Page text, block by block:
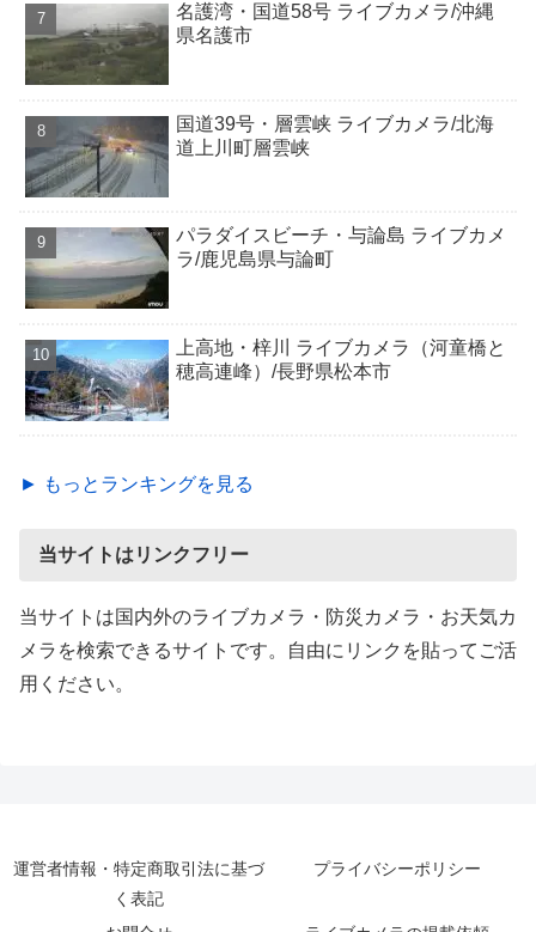
名護湾・国道58号 ライブカメラ/沖縄
県名護市
国道39号・層雲峡 ライブカメラ/北海
道上川町層雲峡
パラダイスビーチ・与論島 ライブカメ
ラ/鹿児島県与論町
上高地・梓川 ライブカメラ（河童橋と
穂高連峰）/長野県松本市
► もっとランキングを見る
当サイトはリンクフリー
当サイトは国内外のライブカメラ・防災カメラ・お天気カ
メラを検索できるサイトです。自由にリンクを貼ってご活
用ください。
運営者情報・特定商取引法に基づ
く表記
プライバシーポリシー